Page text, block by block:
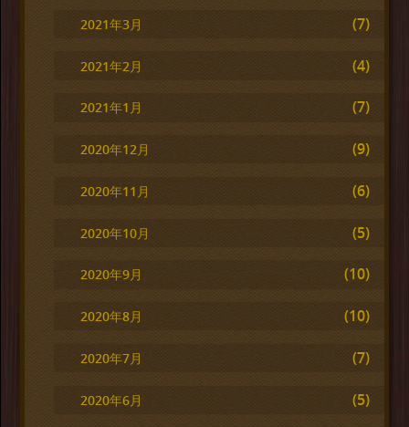
2021年3月 (7)
2021年2月 (4)
2021年1月 (7)
2020年12月 (9)
2020年11月 (6)
2020年10月 (5)
2020年9月 (10)
2020年8月 (10)
2020年7月 (7)
2020年6月 (5)